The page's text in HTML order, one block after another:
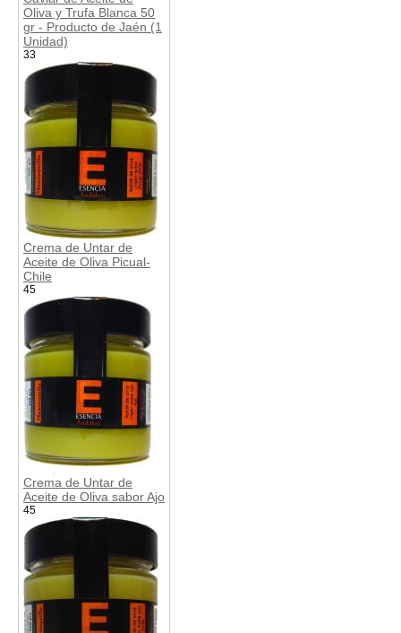
Oliva y Trufa Blanca 50
gr - Producto de Jaén (1
Unidad)
33
Crema de Untar de
Aceite de Oliva Picual-
Chile
45
Crema de Untar de
Aceite de Oliva sabor Ajo
45